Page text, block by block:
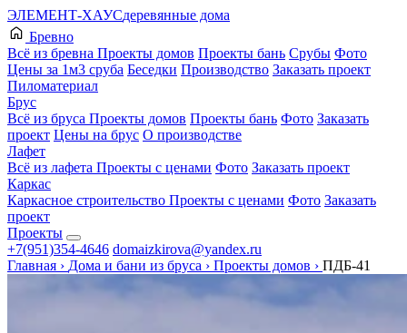
ЭЛЕМЕНТ-ХАУСдеревянные дома
Бревно
Всё из бревна Проекты домов Проекты бань Срубы Фото
Цены за 1м3 сруба Беседки Производство Заказать проект
Пиломатериал
Брус
Всё из бруса Проекты домов Проекты бань Фото Заказать
проект Цены на брус О производстве
Лафет
Всё из лафета Проекты с ценами Фото Заказать проект
Каркас
Каркасное строительство Проекты с ценами Фото Заказать
проект
Проекты
+7(951)354-4646 domaizkirova@yandex.ru
Главная › Дома и бани из бруса › Проекты домов › ПДБ-41